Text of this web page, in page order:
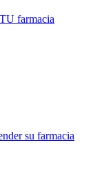
farmacia
su farmacia